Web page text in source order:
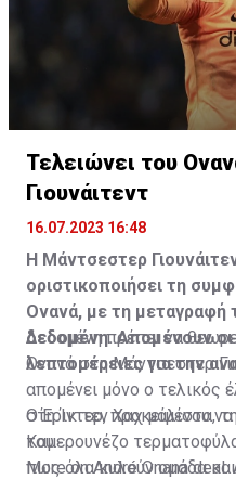
Τελειώνει του
Γιουνάιτεντ
16.07.2023 16:48
Η Μάντσεστερ
οριστικοποιήσει τη
Ονανά, με τη μεταγραφή
δεδομένη. Απομένουν οι
λεπτομέρειες για την
Δεδομένη πρέπει να
Ονανά στη Μάντσεστερ
απομένει μόνο ο
στη Ίντερ, προκειμένου
του.
Ο Έρικ τεν Χαχ μάλιστα,
Καμερουνέζο
πως όλα κυλούν ομάδα
More on André Onana